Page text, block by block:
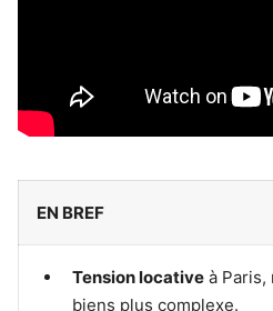
EN BREF
Tension locative à Paris,
biens plus complexe.